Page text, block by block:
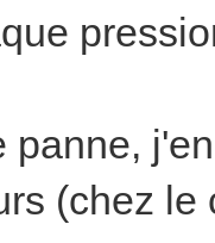
panne,
(chez